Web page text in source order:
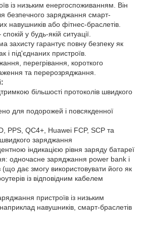
із низьким енергоспоживанням. Він
безпечного заряджання смарт-
навушників або фітнес-браслетів.
у будь-якій ситуації.
захисту гарантує повну безпеку як
і під'єднаних пристроїв.
перегрівання, короткого
та перерозряджання.
більшості протоколів швидкого
для подорожей і повсякденної
PPS, QC4+, Huawei FCP, SCP та
заряджання
індикацією рівня заряду батареї
одночасне заряджання power bank і
(що дає змогу використовувати його як
із відповідним кабелем
пристроїв із низьким
навушників, смарт-браслетів